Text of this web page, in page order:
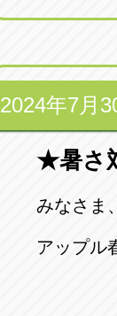
2024年7月
★暑さ
みなさま
アップル